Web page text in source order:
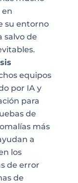
en
su entorno
salvo de
equipos
por IA y
para
de
más
a
los
de error
de